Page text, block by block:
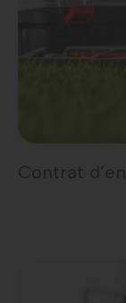
Contrat